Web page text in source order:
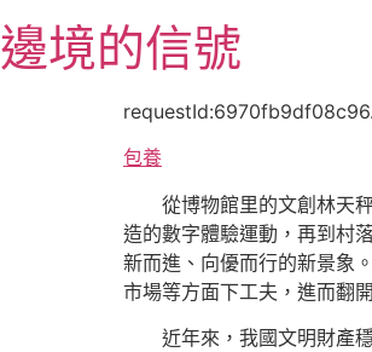
至
主
邊境的信號
包養
從博物館里的文創林天
造的數字體驗運動，再到村
新而進、向優而行的新景象
市場等方面下工夫，進而翻
近年來，我國文明財產